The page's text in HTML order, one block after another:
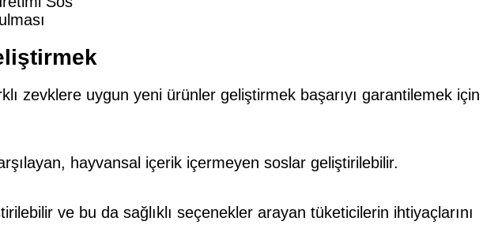
zevklere uygun yeni ürünler geliştirmek başarıyı garantilemek için
hayvansal içerik içermeyen soslar geliştirilebilir.
ve bu da sağlıklı seçenekler arayan tüketicilerin ihtiyaçlarını